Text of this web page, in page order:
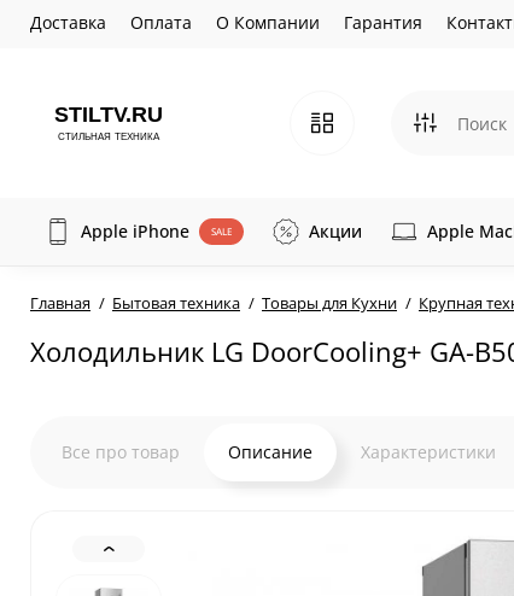
Доставка Оплата О Компании Гарантия
Apple iPhone SALE Акции Apple
Главная Бытовая техника Товары для Кухни Крупная
Холодильник LG DoorCooling+ GA-
Все про товар Описание Характеристики